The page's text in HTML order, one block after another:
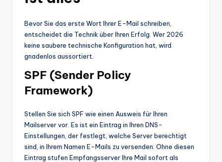
Bevor Sie das erste Wort Ihrer E-Mail schreiben,
entscheidet die Technik über Ihren Erfolg. Wer 2026
keine saubere technische Konfiguration hat, wird
gnadenlos aussortiert.
SPF (Sender Policy
Framework)
Stellen Sie sich SPF wie einen Ausweis für Ihren
Mailserver vor. Es ist ein Eintrag in Ihren DNS-
Einstellungen, der festlegt, welche Server berechtigt
sind, in Ihrem Namen E-Mails zu versenden. Ohne diesen
Eintrag stufen Empfangsserver Ihre Mail sofort als